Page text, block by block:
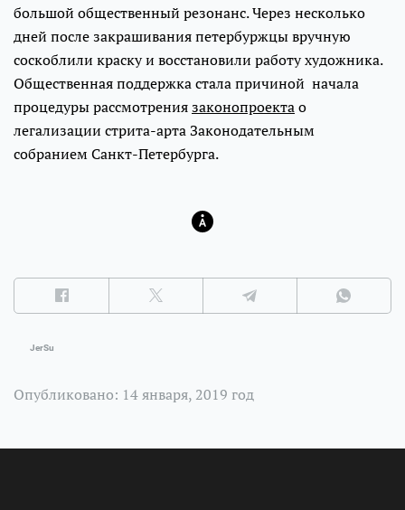
большой общественный резонанс. Через несколько
дней после закрашивания петербуржцы вручную
соскоблили краску и восстановили работу художника.
Общественная поддержка стала причиной начала
процедуры рассмотрениязаконопроектао
легализации стрита-арта Законодательным
собранием Санкт-Петербурга.
JerSu
Опубликовано: 14 января, 2019 год